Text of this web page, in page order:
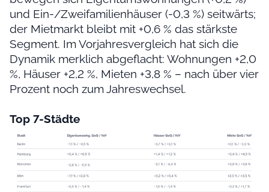
und Ein-/Zweifamilienhäuser (-0,3 %) seitwärts;
der Mietmarkt bleibt mit +0,6 % das stärkste
Segment. Im Vorjahresvergleich hat sich die
Dynamik merklich abgeflacht: Wohnungen +2,0
%, Häuser +2,2 %, Mieten +3,8 % – nach über vier
Prozent noch zum Jahreswechsel.
Top 7-Städte